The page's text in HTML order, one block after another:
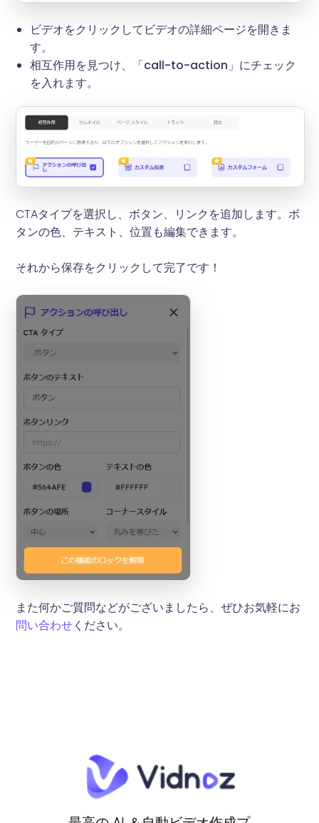
ビデオをクリックしてビデオの詳細ページを開きま
す。
相互作用を見つけ、「call-to-action」にチェック
を入れます。
CTAタイプを選択し、ボタン、リンクを追加します。ボ
タンの色、テキスト、位置も編集できます。
それから保存をクリックして完了です！
また何かご質問などがございましたら、ぜひお気軽にお
問い合わせください。